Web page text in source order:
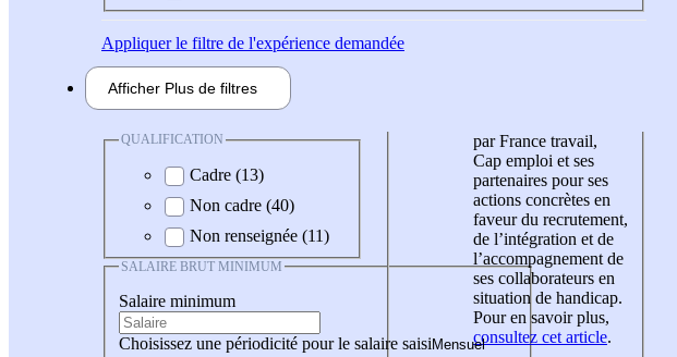
Appliquerle filtre de l'expérience demandée
Afficher Plus de filtres
QUALIFICATION
Cadre (13)
Non cadre (40)
Non renseignée (11)
SALAIRE BRUT MINIMUM
Salaire minimum
Choisissez une périodicité pour le salaire saisi
par France travail,
Cap emploi et ses
partenaires pour ses
actions concrètes en
faveur du recrutement,
de l’intégration et de
l’accompagnement de
ses collaborateurs en
situation de handicap.
Pour en savoir plus,
consultez cet article.